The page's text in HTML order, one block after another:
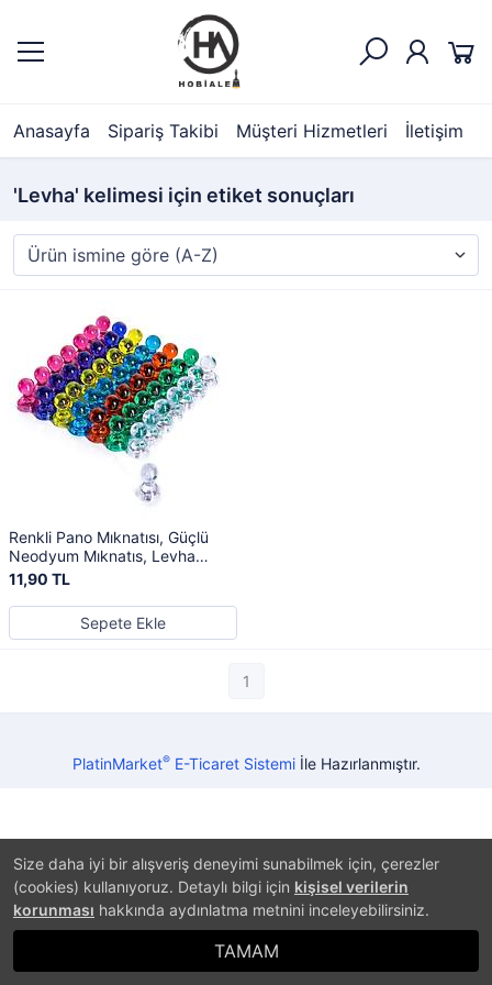
Anasayfa Sipariş Takibi Müşteri Hizmetleri İletişim
Size daha iyi bir alışveriş deneyimi sunabilmek için, çerezler
(cookies) kullanıyoruz. Detaylı bilgi için kişisel verilerin
korunması hakkında aydınlatma metnini inceleyebilirsiniz.
TAMAM
'Levha' kelimesi için etiket sonuçları
Renkli Pano Mıknatısı, Güçlü
Neodyum Mıknatıs, Levha
Magneti
11,90 TL
Sepete Ekle
1
PlatinMarket®E-Ticaret Sistemiİle Hazırlanmıştır.